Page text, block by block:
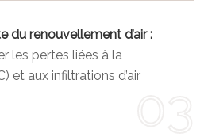
du renouvellement d’air :
les pertes liées à la
et aux infiltrations d’air